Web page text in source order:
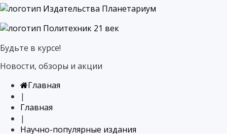
Будьте в курсе!
Новости, обзоры и акции
Главная
|
Главная
|
Научно-популярные издания